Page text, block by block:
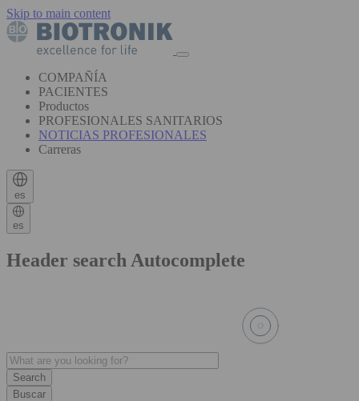
Skip to main content
COMPAÑÍA
PACIENTES
Productos
PROFESIONALES SANITARIOS
NOTICIAS PROFESIONALES
Carreras
es
es
Header search Autocomplete
Buscar